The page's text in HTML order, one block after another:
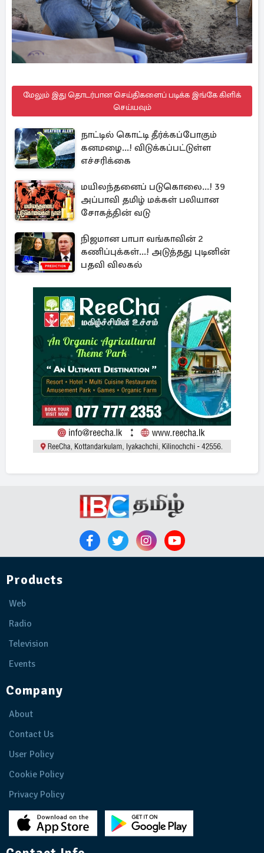
மேலும் இது தொடர்பான செய்திகளைப் படிக்க இங்கே கிளிக்
செய்யவும்
நாட்டில் கொட்டி தீர்க்கப்போகும்
கனமழை...! விடுக்கப்பட்டுள்ள
எச்சரிக்கை
மயிலந்தனைப் படுகொலை...! 39
அப்பாவி தமிழ் மக்கள் பலியான
சோகத்தின் வடு
நிஜமான பாபா வங்காவின் 2
கணிப்புக்கள்...! அடுத்தது புடினின்
பதவி விலகல்
Products
Web
Radio
Television
Events
Company
About
Contact Us
User Policy
Cookie Policy
Privacy Policy